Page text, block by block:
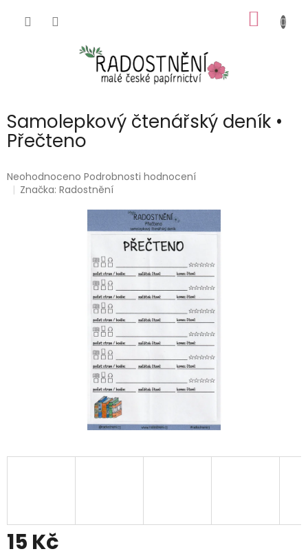
KOŠÍK
Samolepkový čtenářský deník •
Přečteno
Průměrné
hodnocení
Neohodnoceno Podrobnosti hodnocení
Značka:Radostnění
15 Kč